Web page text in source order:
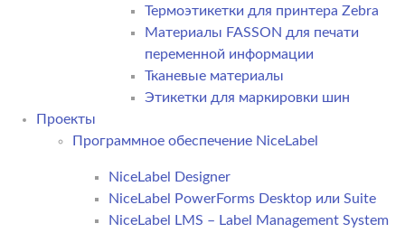
Термоэтикетки для принтера Zebra
Материалы FASSON для печати
переменной информации
Тканевые материалы
Этикетки для маркировки шин
Проекты
Программное обеспечение NiceLabel
NiceLabel Designer
NiceLabel PowerForms Desktop или Suite
NiceLabel LMS – Label Management System